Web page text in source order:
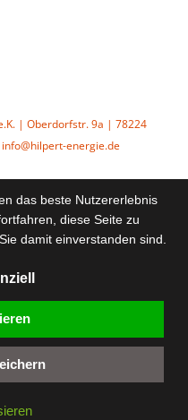
| Oberdorfstr. 9a | 78224
energie.de
das beste Nutzererlebnis
diese Seite zu
damit einverstanden sind.